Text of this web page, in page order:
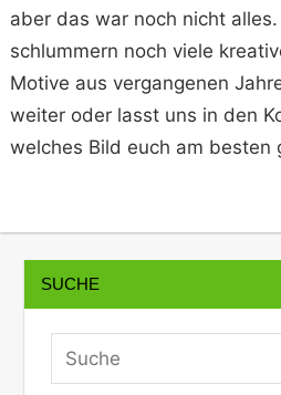
aber das war noch nicht
schlummern noch viele
Motive aus vergangenen
weiter oder lasst uns in den
welches Bild euch am besten
SUCHE